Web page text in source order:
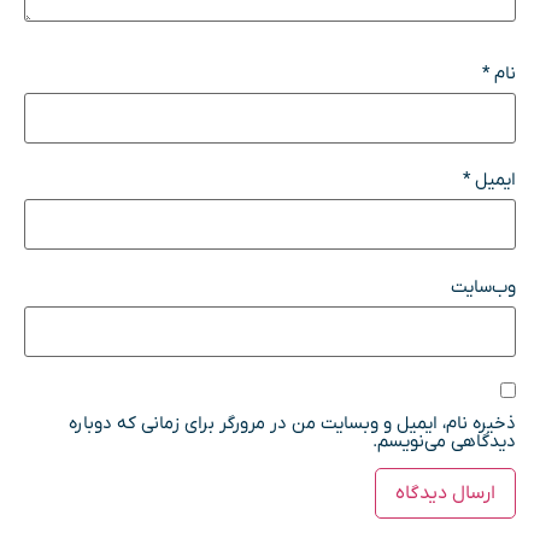
نام*
ایمیل*
وب‌سایت
ذخیره نام، ایمیل و وبسایت من در مرورگر برای زمانی که دوباره
دیدگاهی می‌نویسم.